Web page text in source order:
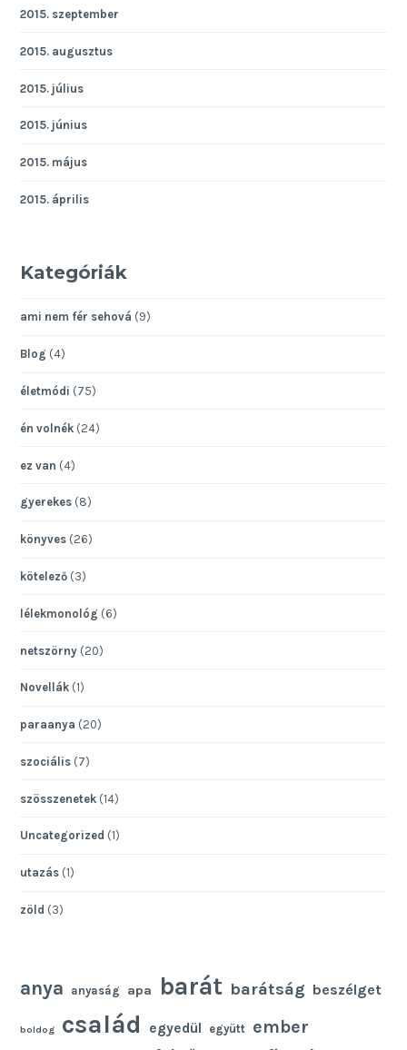
2015. szeptember
2015. augusztus
2015. július
2015. június
2015. május
2015. április
Kategóriák
ami nem fér sehová (9)
Blog (4)
életmódi (75)
én volnék (24)
ez van (4)
gyerekes (8)
könyves (26)
kötelező (3)
lélekmonológ (6)
netszörny (20)
Novellák (1)
paraanya (20)
szociális (7)
szösszenetek (14)
Uncategorized (1)
utazás (1)
zöld (3)
anya anyaság apa barát barátság beszélget
boldog család egyedül együtt ember